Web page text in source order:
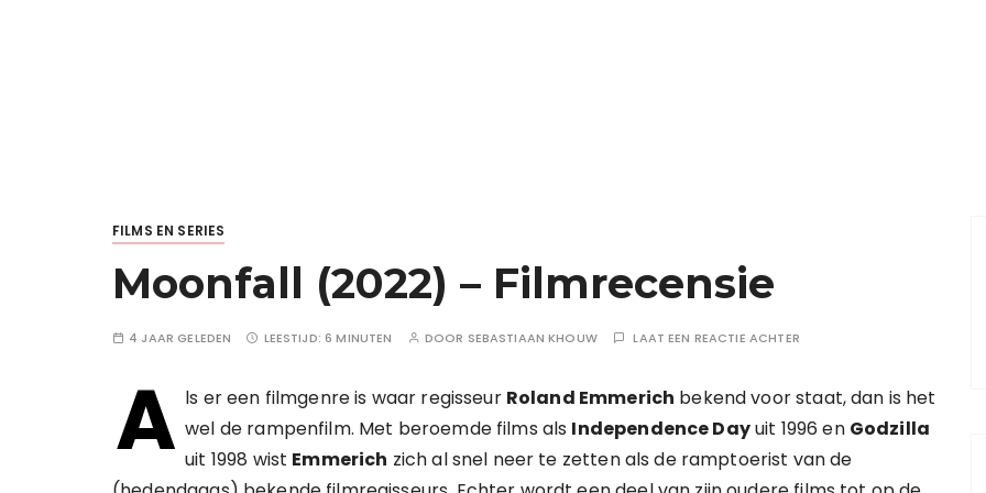
FILMS EN SERIES
Moonfall (2022) – Filmrecensie
4 JAAR GELEDEN LEESTIJD:6 MINUTEN DOOR SEBASTIAAN KHOUW LAAT EEN REACTIE ACHTER
A ls er een filmgenre is waar regisseur Roland Emmerich bekend voor staat, dan is het
wel de rampenfilm. Met beroemde films als Independence Dayuit 1996 en Godzilla
uit 1998 wist Emmerich zich al snel neer te zetten als de ramptoerist van de